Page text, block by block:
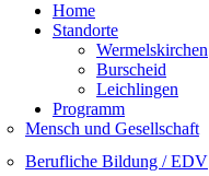
Home
Standorte
Wermelskirchen
Burscheid
Leichlingen
Programm
Mensch und Gesellschaft
Berufliche Bildung / EDV